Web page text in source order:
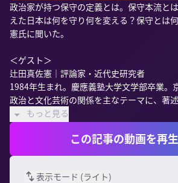
政治家が持つ保守の定義とは。保守本流と
えた日本は何を守り何を変える？保守とは
憲氏に聞いた。
＜ゲスト＞
辻田真佐憲｜評論家・近代史研究者
1984年生まれ。慶應義塾大学文学部卒業。
政治と文化芸術の関係を主なテーマに、著
もっと見る
この記事の動画を再
表示モード (ライト)